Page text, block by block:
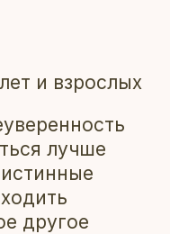
и взрослых
лучше
другое